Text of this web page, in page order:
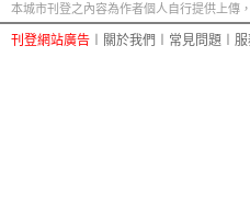
本城市刊登之內容為作者個人自行提供上傳
刊登網站廣告 關於我們 常見問題